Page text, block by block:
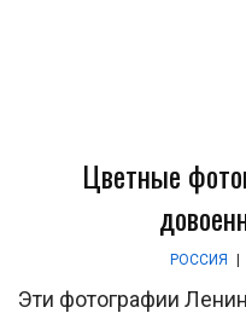
Цветные
РОССИЯ
Эти фотографии